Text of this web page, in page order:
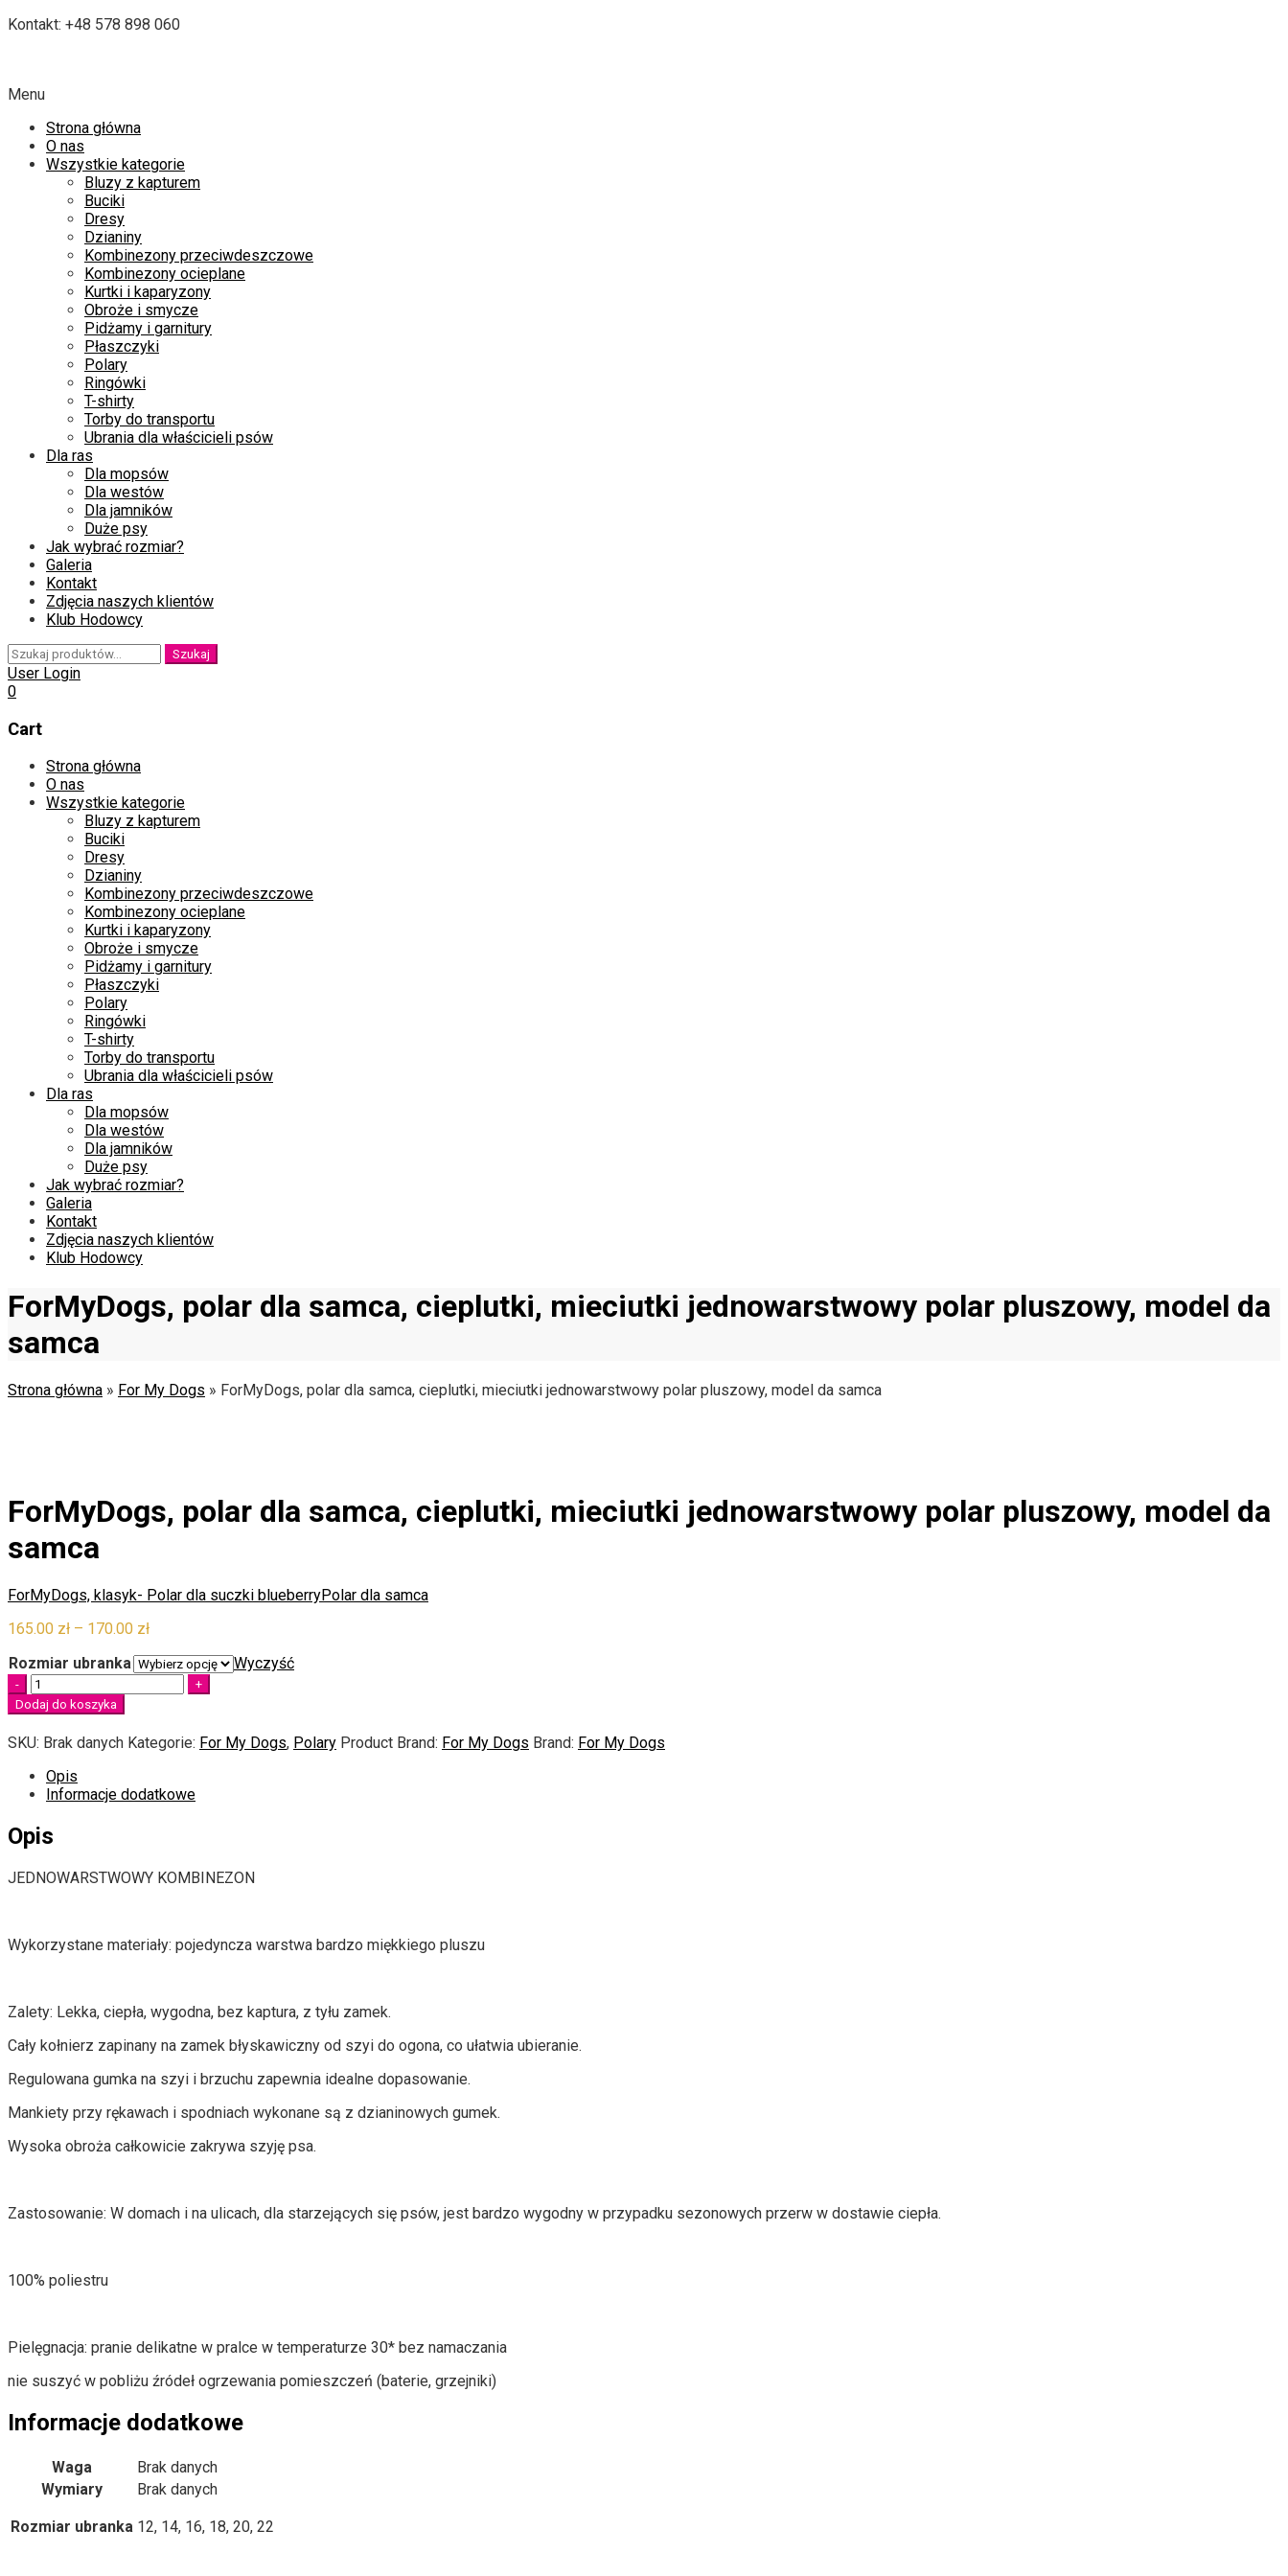
Kontakt: +48 578 898 060
Menu
Strona główna
O nas
Wszystkie kategorie
Bluzy z kapturem
Buciki
Dresy
Dzianiny
Kombinezony przeciwdeszczowe
Kombinezony ocieplane
Kurtki i kaparyzony
Obroże i smycze
Pidżamy i garnitury
Płaszczyki
Polary
Ringówki
T-shirty
Torby do transportu
Ubrania dla właścicieli psów
Dla ras
Dla mopsów
Dla westów
Dla jamników
Duże psy
Jak wybrać rozmiar?
Galeria
Kontakt
Zdjęcia naszych klientów
Klub Hodowcy
Szukaj:
Szukaj
User Login
0
Cart
Skip
content
Strona główna
O nas
Wszystkie kategorie
Bluzy z kapturem
Buciki
Dresy
Dzianiny
Kombinezony przeciwdeszczowe
Kombinezony ocieplane
Kurtki i kaparyzony
Obroże i smycze
Pidżamy i garnitury
Płaszczyki
Polary
Ringówki
T-shirty
Torby do transportu
Ubrania dla właścicieli psów
Dla ras
Dla mopsów
Dla westów
Dla jamników
Duże psy
Jak wybrać rozmiar?
Galeria
Kontakt
Zdjęcia naszych klientów
Klub Hodowcy
ForMyDogs, polar dla samca, cieplutki, mieciutki jednowarstwowy polar pluszowy, model da
samca
Strona główna » For My Dogs » ForMyDogs, polar dla samca, cieplutki, mieciutki jednowarstwowy polar pluszowy, model da samca
ForMyDogs, polar dla samca, cieplutki, mieciutki jednowarstwowy polar pluszowy, model da
samca
ForMyDogs, klasyk- Polar dla suczki blueberryPolar dla samca
165.00 zł – 170.00 złZakres
od
165.00 zł
Rozmiar ubranka
Wyczyść
Quantity
Dodaj do koszyka
SKU: Brak danych Kategorie: For My Dogs, Polary Product Brand: For My Dogs Brand: For My Dogs
Opis
Informacje dodatkowe
Opis
JEDNOWARSTWOWY KOMBINEZON
Wykorzystane materiały: pojedyncza warstwa bardzo miękkiego pluszu
Zalety: Lekka, ciepła, wygodna, bez kaptura, z tyłu zamek.
Cały kołnierz zapinany na zamek błyskawiczny od szyi do ogona, co ułatwia ubieranie.
Regulowana gumka na szyi i brzuchu zapewnia idealne dopasowanie.
Mankiety przy rękawach i spodniach wykonane są z dzianinowych gumek.
Wysoka obroża całkowicie zakrywa szyję psa.
Zastosowanie: W domach i na ulicach, dla starzejących się psów, jest bardzo wygodny w przypadku sezonowych przerw w dostawie ciepła.
100% poliestru
Pielęgnacja: pranie delikatne w pralce w temperaturze 30* bez namaczania
nie suszyć w pobliżu źródeł ogrzewania pomieszczeń (baterie, grzejniki)
Informacje dodatkowe
Waga
Brak danych
Wymiary
Brak danych
Rozmiar ubranka 12, 14, 16, 18, 20, 22